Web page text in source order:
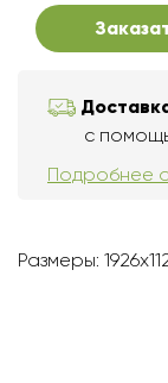
с
Подробнее
Размеры: